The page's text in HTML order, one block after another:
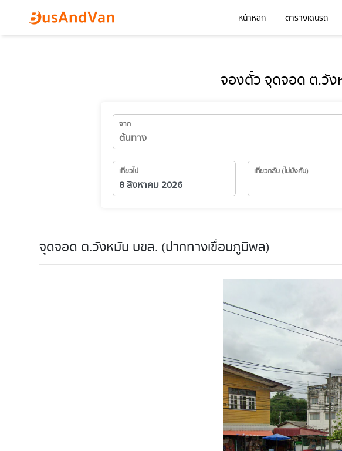
หน้าหลัก ตารางเดินรถ
จองตั๋ว จุดจอด ต.วั
จาก
เที่ยวไป เที่ยวกลับ (ไม่บังคับ)
จุดจอด ต.วังหมัน บขส. (ปากทางเขื่อนภูมิพล)